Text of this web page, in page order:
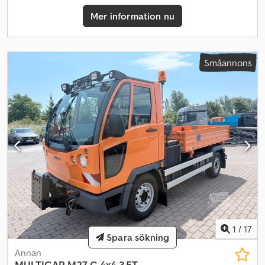
Mer information nu
Småannons
1 / 17
Annan
Spara sökning